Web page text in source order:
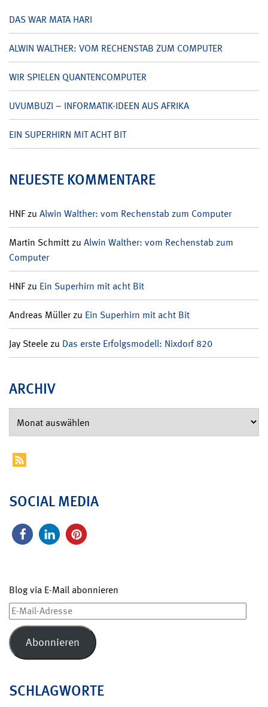
DAS WAR MATA HARI
ALWIN WALTHER: VOM RECHENSTAB ZUM COMPUTER
WIR SPIELEN QUANTENCOMPUTER
UVUMBUZI – INFORMATIK-IDEEN AUS AFRIKA
EIN SUPERHIRN MIT ACHT BIT
NEUESTE KOMMENTARE
HNFzu Alwin Walther: vom Rechenstab zum Computer
Martin Schmittzu Alwin Walther: vom Rechenstab zum
Computer
HNFzu Ein Superhirn mit acht Bit
Andreas Müllerzu Ein Superhirn mit acht Bit
Jay Steelezu Das erste Erfolgsmodell: Nixdorf 820
ARCHIV
SOCIAL MEDIA
Blog via E-Mail abonnieren
E-
Mail-
Adresse
Abonnieren
SCHLAGWORTE